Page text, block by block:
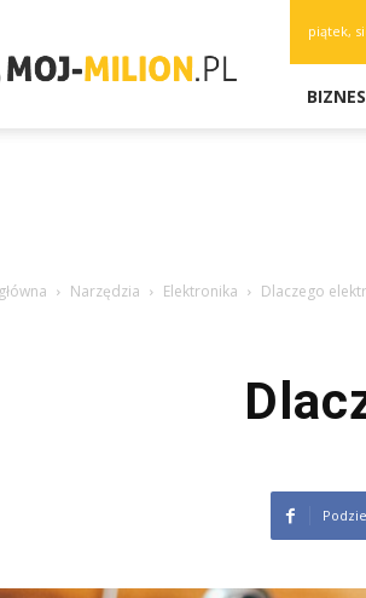
piątek,
BIZNES
Narzędzia Elektronika Dlaczego